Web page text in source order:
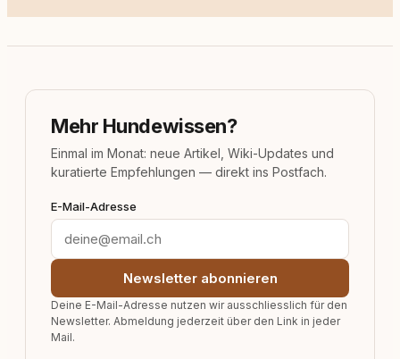
Mehr Hundewissen?
Einmal im Monat: neue Artikel, Wiki-Updates und
kuratierte Empfehlungen — direkt ins Postfach.
E-Mail-Adresse
Newsletter abonnieren
Deine E-Mail-Adresse nutzen wir ausschliesslich für den
Newsletter. Abmeldung jederzeit über den Link in jeder
Mail.